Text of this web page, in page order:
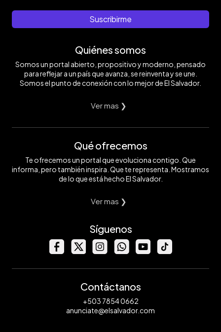
Suscribirme
Quiénes somos
Somos un portal abierto, propositivo y moderno, pensado
para reflejar a un país que avanza, se reinventa y se une.
Somos el punto de conexión con lo mejor de El Salvador.
Ver mas ❯
Qué ofrecemos
Te ofrecemos un portal que evoluciona contigo. Que
informa, pero también inspira. Que te representa. Mostramos
de lo que está hecho El Salvador.
Ver mas ❯
Síguenos
Contáctanos
+503 7854 0662
anunciate@elsalvador.com